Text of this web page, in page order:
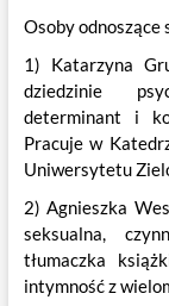
Osoby
1) Katarzyna
dziedzinie
determinant i
Pracuje w
Uniwersytetu
2) Agnieszka
seksualna,
tłumaczka
intymność z